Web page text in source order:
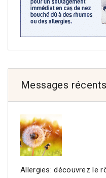
Messages récents
Allergies: découvrez le